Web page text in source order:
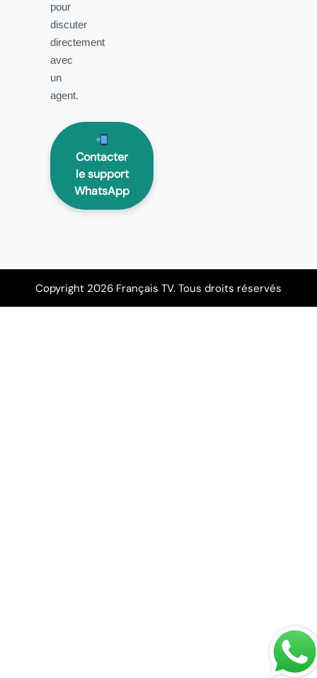
pour
discuter
directement
avec
un
agent.
Contacter
le support
WhatsApp
Copyright 2026 Français TV. Tous droits réservés